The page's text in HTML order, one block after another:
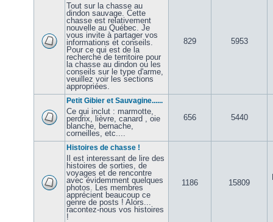
Tout sur la chasse au
dindon sauvage. Cette
chasse est relativement
nouvelle au Québec. Je
vous invite à partager vos
informations et conseils.
Pour ce qui est de la
recherche de territoire pour
la chasse au dindon ou les
conseils sur le type d'arme,
veuillez voir les sections
appropriées.
829 5953
Petit Gibier et Sauvagine......
Ce qui inclut : marmotte,
perdrix, lièvre, canard , oie
blanche, bernache,
corneilles, etc....
656 5440
Histoires de chasse !
Il est interessant de lire des
histoires de sorties, de
voyages et de rencontre
avec évidemment quelques
photos. Les membres
apprécient beaucoup ce
genre de posts ! Alors...
racontez-nous vos histoires
!
1186 15809